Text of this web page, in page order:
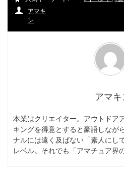
アマキ
ン
アマキ
本業はクリエイター。アウトドア
キングを得意とすると豪語しなが
ナルには遠く及ばない「素人にし
レベル。それでも「アマチュア界